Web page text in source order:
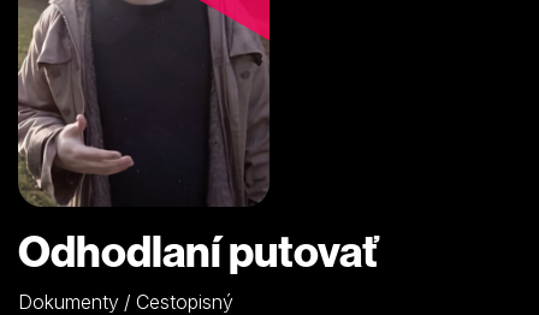
Odhodlaní putovať
Dokumenty / Cestopisný